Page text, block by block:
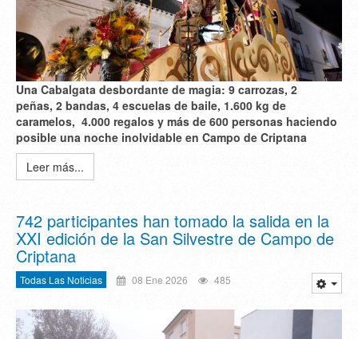
Una Cabalgata desbordante de magia: 9 carrozas, 2
peñas, 2 bandas, 4 escuelas de baile, 1.600 kg de
caramelos, 4.000 regalos y más de 600 personas haciendo
posible una noche inolvidable en Campo de Criptana
Leer más...
742 participantes han tomado la salida en la
XXI edición de la San Silvestre de Campo de
Criptana
Todas Las Noticias 08 Ene 2026 485